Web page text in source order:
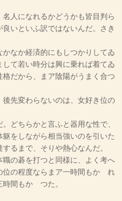
人になれるかどうかも皆目判ら
いといふ訳ではないんだ。さき
なか経済的にもしつかりしてゐ
て若い時分は興に乗れば着てゐ
だから、まア陰陽がうまく合つ
先変わらないのは、女好き位の
どちらかと言ふと器用な性で、
をしながら相当強いのを引いた
るまで、そりや熱心なんだ。
の碁を打つと同様に、よく考へ
の程度ならまア一時間もかゝれ
間もかゝつた。